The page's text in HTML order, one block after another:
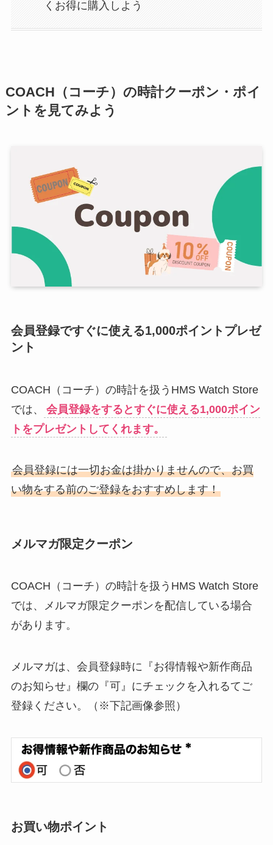
くお得に購入しよう
COACH（コーチ）の時計クーポン・ポイ
ントを見てみよう
会員登録ですぐに使える1,000ポイントプレゼ
ント
COACH（コーチ）の時計を扱うHMS Watch Store
では、
会員登録をするとすぐに使える1,000ポイン
トをプレゼントしてくれます。
会員登録には一切お金は掛かりませんので、お買
い物をする前のご登録をおすすめします！
メルマガ限定クーポン
COACH（コーチ）の時計を扱うHMS Watch Store
では、メルマガ限定クーポンを配信している場合
があります。
メルマガは、会員登録時に『お得情報や新作商品
のお知らせ』欄の『可』にチェックを入れるてご
登録ください。（※下記画像参照）
お買い物ポイント